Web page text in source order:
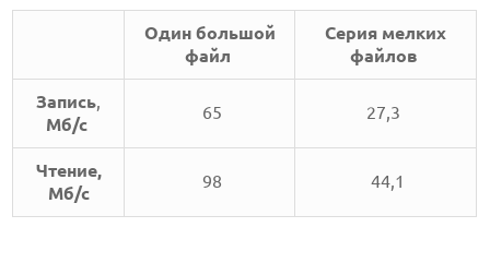
Один большой
файл
Серия мелких
файлов
Запись,
Мб/с
65 27,3
Чтение,
Мб/с
98 44,1